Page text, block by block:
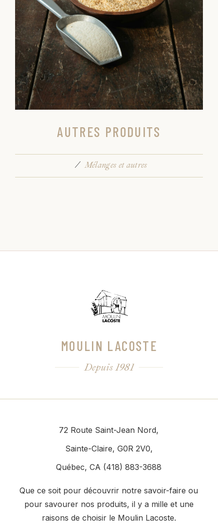
AUTRES PRODUITS
Mélanges et autres
MOULIN LACOSTE
Depuis 1981
72 Route Saint-Jean Nord,
Sainte-Claire, G0R 2V0,
Québec, CA (418) 883-3688
Que ce soit pour découvrir notre savoir-faire ou
pour savourer nos produits, il y a mille et une
raisons de choisir le Moulin Lacoste.